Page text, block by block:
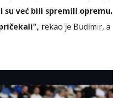
su već bili spremili opremu.
rekao je Budimir, a